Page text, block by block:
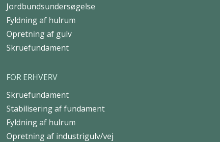
Jordbundsundersøgelse
Fyldning af hulrum
Opretning af gulv
Skruefundament
FOR ERHVERV
Skruefundament
Stabilisering af fundament
Fyldning af hulrum
Opretning af industrigulv/vej